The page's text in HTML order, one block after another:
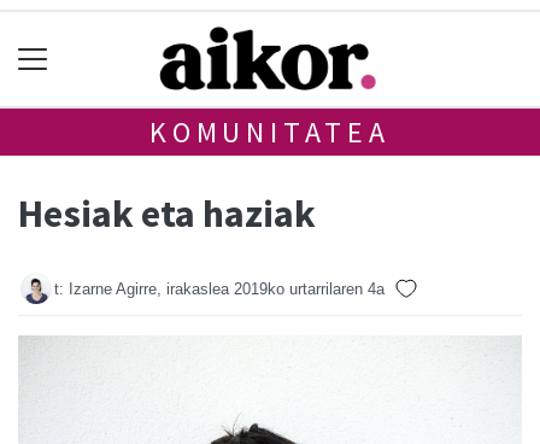
KOMUNITATEA
Hesiak eta haziak
t: Izarne Agirre, irakaslea 2019ko urtarrilaren 4a